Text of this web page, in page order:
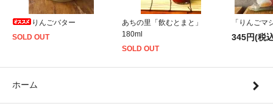
りんごバター
SOLD OUT
あちの里「飲むとまと」
180ml
SOLD OUT
「りんごマ
345円(税
ホーム